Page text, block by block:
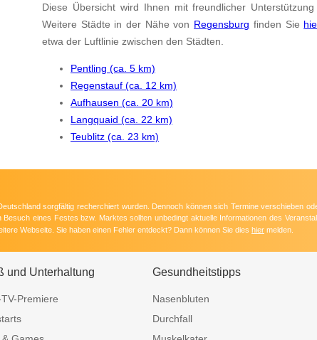
Diese Übersicht wird Ihnen mit freundlicher
Weitere Städte in der Nähe von Regensburg finden Sie
etwa der Luftlinie zwischen den Städten.
Pentling (ca. 5 km)
Regenstauf (ca. 12 km)
Aufhausen (ca. 20 km)
Langquaid (ca. 22 km)
Teublitz (ca. 23 km)
sorgfältig recherchiert wurden. Dennoch können sich Termine verschieben
eines Festes bzw. Marktes sollten unbedingt aktuelle Informationen des
Webseite. Sie haben einen Fehler entdeckt? Dann können Sie dies hier melden.
und Unterhaltung
Premiere
Gesundheitstipps
Nasenbluten
Durchfall